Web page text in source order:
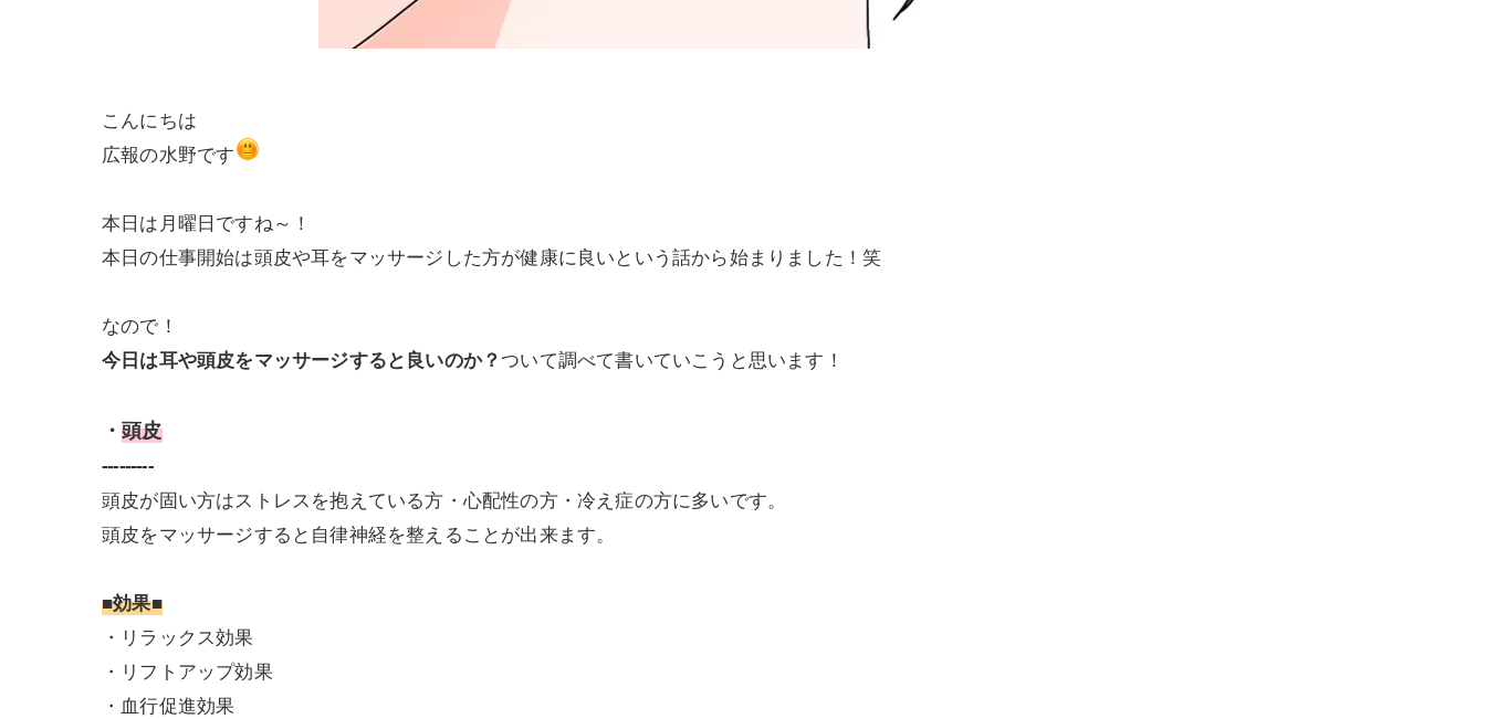
こんにちは
広報の水野です
本日は月曜日ですね～！
本日の仕事開始は頭皮や耳をマッサージした方が健康に良いという話から始まりました！笑
なので！
今日は耳や頭皮をマッサージすると良いのか？ついて調べて書いていこうと思います！
・頭皮
---------
頭皮が固い方はストレスを抱えている方・心配性の方・冷え症の方に多いです。
頭皮をマッサージすると自律神経を整えることが出来ます。
■効果■
・リラックス効果
・リフトアップ効果
・血行促進効果